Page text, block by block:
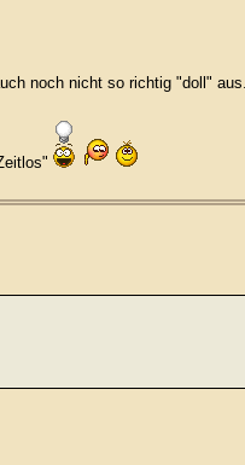
noch nicht so richtig "doll" aus..